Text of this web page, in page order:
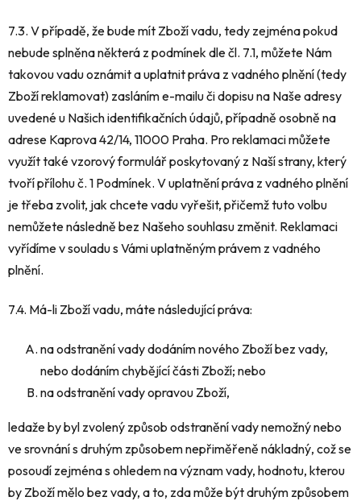
7.3. V případě, že bude mít Zboží vadu, tedy zejména pokud
nebude splněna některá z podmínek dle čl. 7.1, můžete Nám
takovou vadu oznámit a uplatnit práva z vadného plnění (tedy
Zboží reklamovat) zasláním e-mailu či dopisu na Naše adresy
uvedené u Našich identifikačních údajů, případně osobně na
adrese Kaprova 42/14, 11000 Praha. Pro reklamaci můžete
využít také vzorový formulář poskytovaný z Naší strany, který
tvoří přílohu č. 1 Podmínek. V uplatnění práva z vadného plnění
je třeba zvolit, jak chcete vadu vyřešit, přičemž tuto volbu
nemůžete následně bez Našeho souhlasu změnit. Reklamaci
vyřídíme v souladu s Vámi uplatněným právem z vadného
plnění.
7.4. Má-li Zboží vadu, máte následující práva:
na odstranění vady dodáním nového Zboží bez vady,
nebo dodáním chybějící části Zboží; nebo
na odstranění vady opravou Zboží,
ledaže by byl zvolený způsob odstranění vady nemožný nebo
ve srovnání s druhým způsobem nepřiměřeně nákladný, což se
posoudí zejména s ohledem na význam vady, hodnotu, kterou
by Zboží mělo bez vady, a to, zda může být druhým způsobem